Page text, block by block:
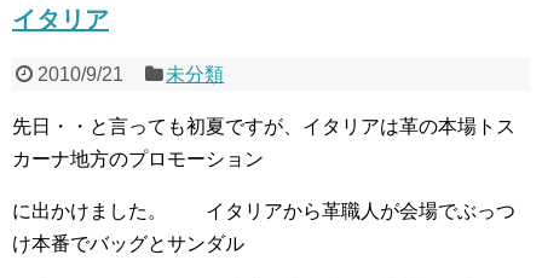
イタリア
2010/9/21 未分類
先日・・と言っても初夏ですが、イタリアは革の本場トス
カーナ地方のプロモーション
に出かけました。 イタリアから革職人が会場でぶっつ
け本番でバッグとサンダル